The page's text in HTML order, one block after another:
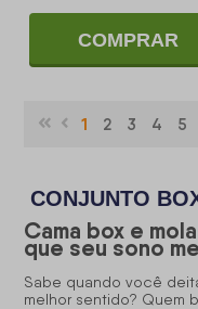
COMPRAR
1 2 3 4 5
CONJUNTO
Cama box e
que seu sono
Sabe quando você
melhor sentido? Quem